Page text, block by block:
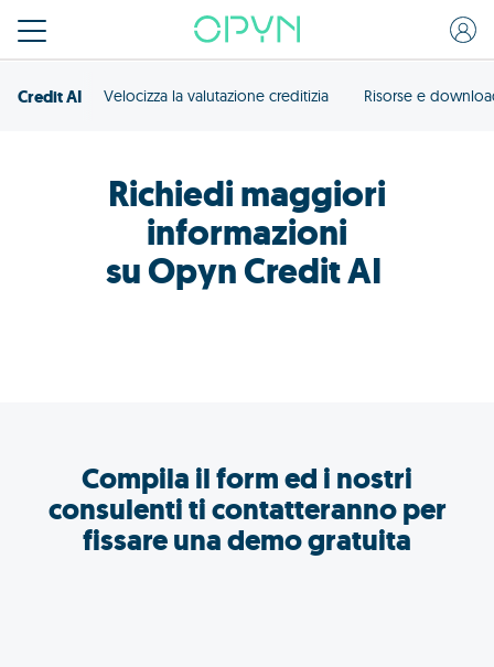
Credit AI Velocizza la valutazione creditizia Risorse e
Richiedi maggiori
informazioni
su Opyn Credit AI
Compila il form ed i nostri
consulenti ti contatteranno per
fissare una demo gratuita